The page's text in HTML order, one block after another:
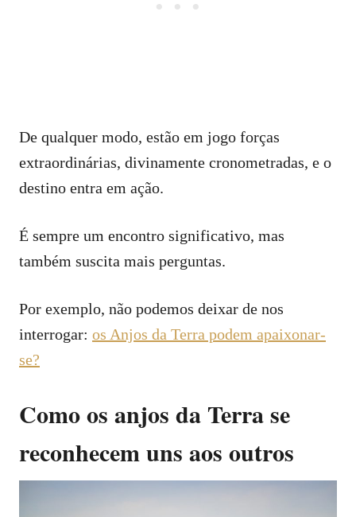
De qualquer modo, estão em jogo forças
extraordinárias, divinamente cronometradas, e o
destino entra em ação.
É sempre um encontro significativo, mas
também suscita mais perguntas.
Por exemplo, não podemos deixar de nos
interrogar: os Anjos da Terra podem apaixonar-
se?
Como os anjos da Terra se
reconhecem uns aos outros